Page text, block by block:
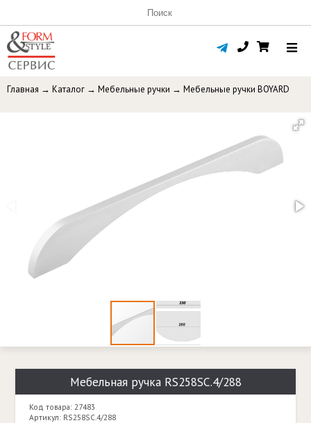
Главная → Каталог → Мебельные ручки → Мебельные ручки BOYARD
Мебельная ручка RS258SC.4/288
Код товара: 27483
Артикул: RS258SC.4/288